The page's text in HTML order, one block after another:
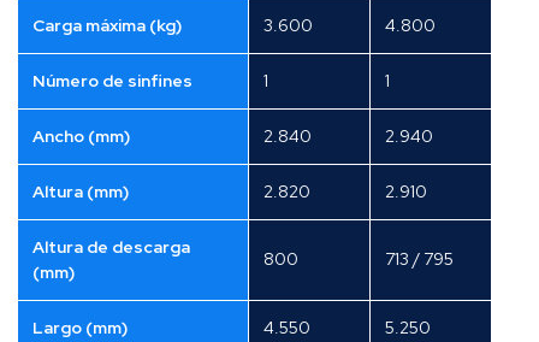
Carga máxima (kg) 3.600 4.800
Número de sinfines 1 1
Ancho (mm) 2.840 2.940
Altura (mm) 2.820 2.910
Altura de descarga
(mm)
800 713 / 795
Largo (mm) 4.550 5.250